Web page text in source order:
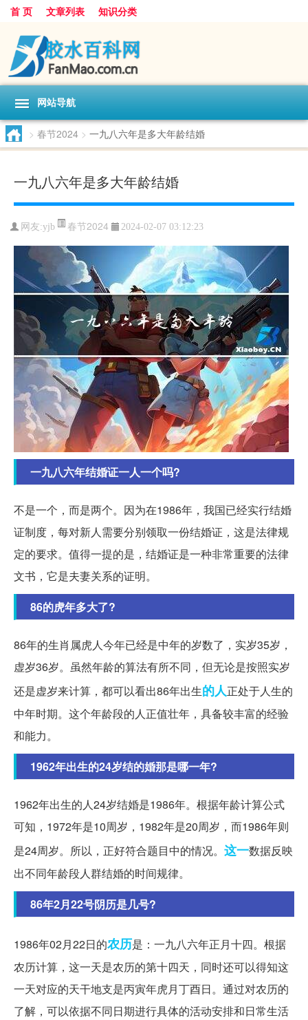
首 页 文章列表 知识分类
网站导航
> 春节2024 > 一九八六年是多大年龄结婚
一九八六年是多大年龄结婚
网友:yjb 春节2024 2024-02-07 03:12:23
一九八六年结婚证一人一个吗?
不是一个，而是两个。因为在1986年，我国已经实行结婚
证制度，每对新人需要分别领取一份结婚证，这是法律规
定的要求。值得一提的是，结婚证是一种非常重要的法律
文书，它是夫妻关系的证明。
86的虎年多大了?
86年的生肖属虎人今年已经是中年的岁数了，实岁35岁，
虚岁36岁。虽然年龄的算法有所不同，但无论是按照实岁
还是虚岁来计算，都可以看出86年出生的人正处于人生的
中年时期。这个年龄段的人正值壮年，具备较丰富的经验
和能力。
1962年出生的24岁结的婚那是哪一年?
1962年出生的人24岁结婚是1986年。根据年龄计算公式
可知，1972年是10周岁，1982年是20周岁，而1986年则
是24周岁。所以，正好符合题目中的情况。 这一数据反映
出不同年龄段人群结婚的时间规律。
86年2月22号阴历是几号?
1986年02月22日的农历是：一九八六年正月十四。根据
农历计算，这一天是农历的第十四天，同时还可以得知这
一天对应的天干地支是丙寅年虎月丁酉日。通过对农历的
了解，可以依据不同日期进行具体的活动安排和日常生活